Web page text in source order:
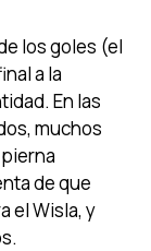
los goles (el
a la
En las
muchos
de que
el Wisla, y